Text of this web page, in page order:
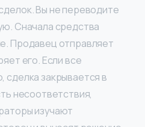
Вы не переводите
Сначала средства
Продавец отправляет
его. Если все
сделка закрывается в
несоответствия,
изучают